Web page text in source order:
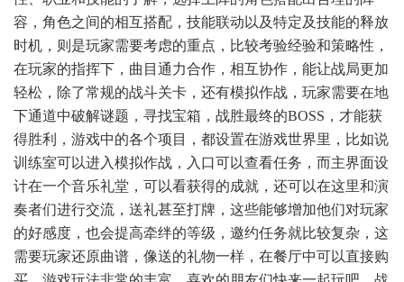
容，角色之间的相互搭配，技能联动以及特定及技能的释放
时机，则是玩家需要考虑的重点，比较考验经验和策略性，
在玩家的指挥下，曲目通力合作，相互协作，能让战局更加
轻松，除了常规的战斗关卡，还有模拟作战，玩家需要在地
下通道中破解谜题，寻找宝箱，战胜最终的BOSS，才能获
得胜利，游戏中的各个项目，都设置在游戏世界里，比如说
训练室可以进入模拟作战，入口可以查看任务，而主界面设
计在一个音乐礼堂，可以看获得的成就，还可以在这里和演
奏者们进行交流，送礼甚至打牌，这些能够增加他们对玩家
的好感度，也会提高牵绊的等级，邀约任务就比较复杂，这
需要玩家还原曲谱，像送的礼物一样，在餐厅中可以直接购